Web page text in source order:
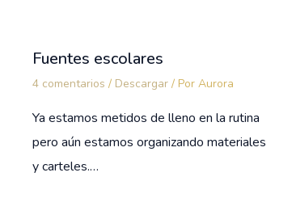
Fuentes escolares
4 comentarios / Descargar / Por Aurora
Ya estamos metidos de lleno en la rutina
pero aún estamos organizando materiales
y carteles.…